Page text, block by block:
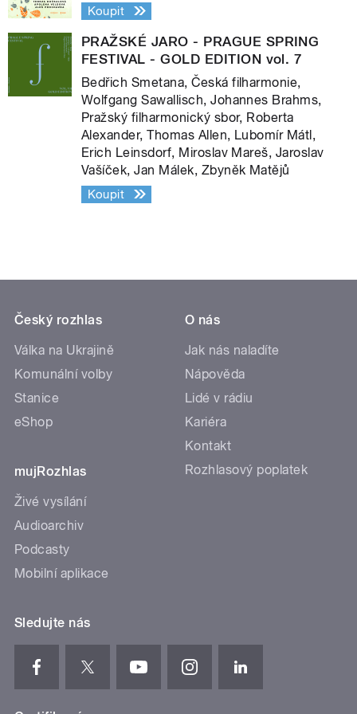
Koupit
PRAŽSKÉ JARO - PRAGUE SPRING
FESTIVAL - GOLD EDITION vol. 7
Bedřich Smetana, Česká filharmonie,
Wolfgang Sawallisch, Johannes Brahms,
Pražský filharmonický sbor, Roberta
Alexander, Thomas Allen, Lubomír Mátl,
Erich Leinsdorf, Miroslav Mareš, Jaroslav
Vašíček, Jan Málek, Zbyněk Matějů
Koupit
Český rozhlas
Válka na Ukrajině
Komunální volby
Stanice
eShop
mujRozhlas
Živé vysílání
Audioarchiv
Podcasty
Mobilní aplikace
O nás
Jak nás naladíte
Nápověda
Lidé v rádiu
Kariéra
Kontakt
Rozhlasový poplatek
Sledujte nás